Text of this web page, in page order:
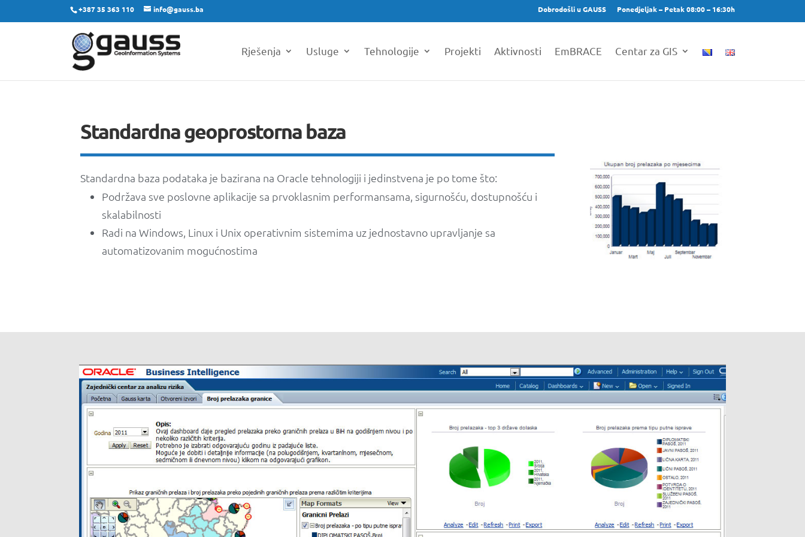
+387 35 363 110 info@gauss.ba Dobrodošli u GAUSS Ponedjeljak – Petak 08:00 – 16:30h
Rješenja Usluge Tehnologije Projekti Aktivnosti EmBRACE Centar za GIS
Standardna geoprostorna baza
Standardna baza podataka je bazirana na Oracle tehnologiji i jedinstvena je po tome što:
Podržava sve poslovne aplikacije sa prvoklasnim performansama, sigurnošću, dostupnošću i
skalabilnosti
Radi na Windows, Linux i Unix operativnim sistemima uz jednostavno upravljanje sa
automatizovanim mogućnostima